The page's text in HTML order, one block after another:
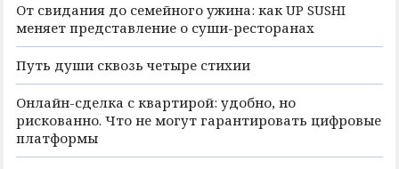
От свидания до семейного ужина: как UP SUSHI
меняет представление о суши-ресторанах
Путь души сквозь четыре стихии
Онлайн-сделка с квартирой: удобно, но
рискованно. Что не могут гарантировать цифровые
платформы